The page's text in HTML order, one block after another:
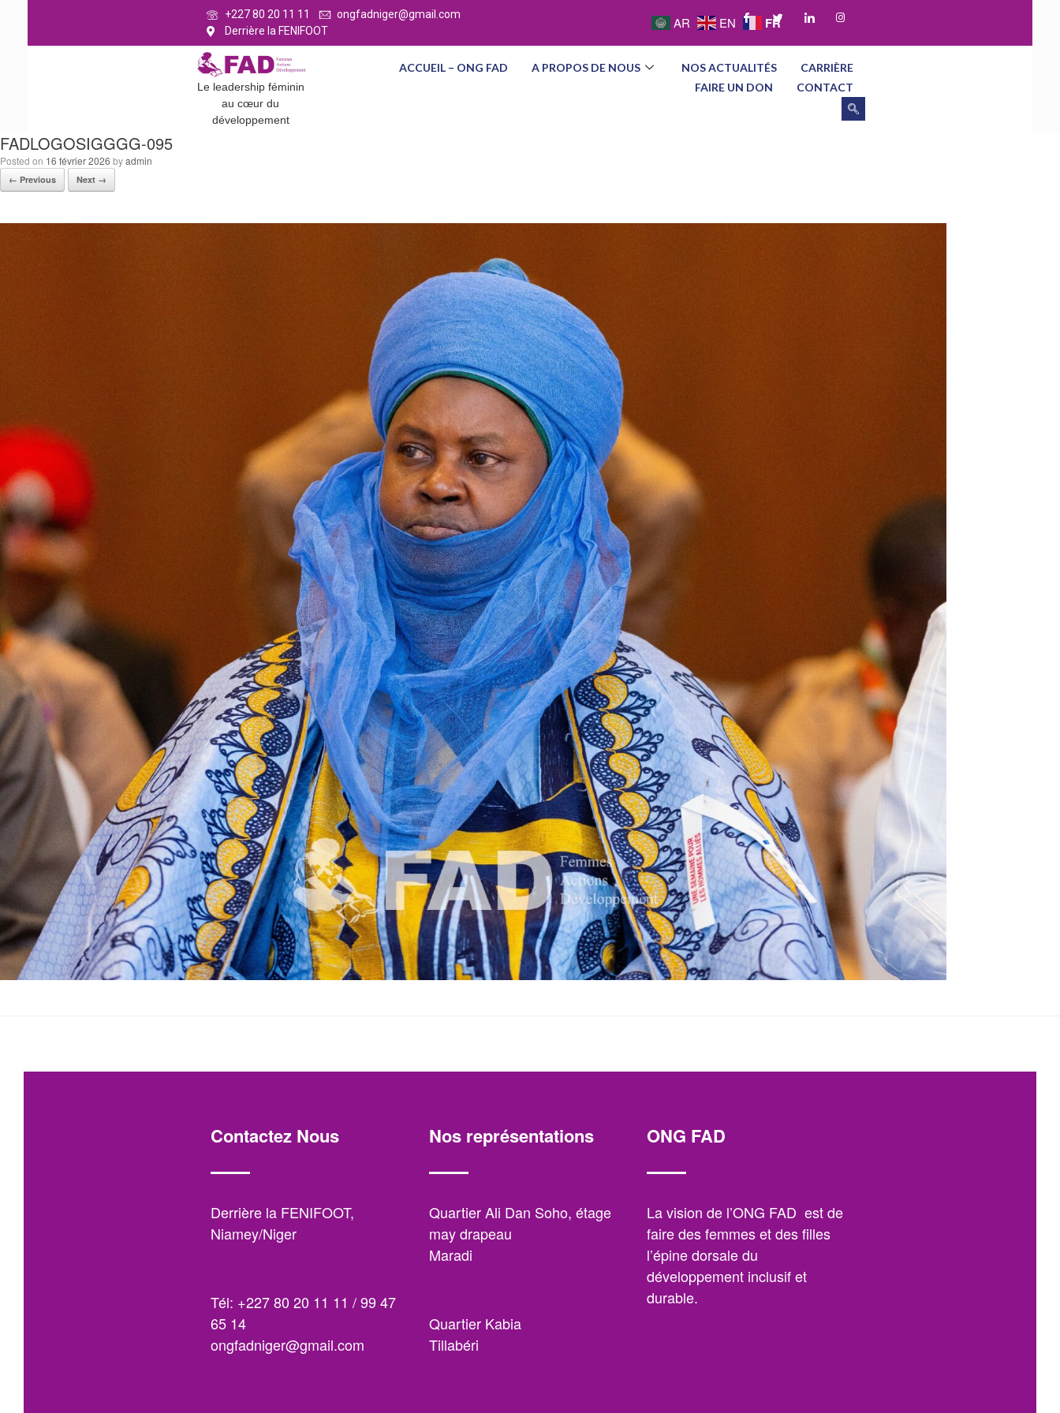
+227 80 20 11 11
ongfadniger@gmail.com
Derrière la FENIFOOT
AR EN FR
Le leadership féminin
au cœur du
développement
ACCUEIL – ONG FAD A PROPOS DE NOUS NOS ACTUALITÉS
CARRIÈRE
FAIRE UN DON
CONTACT
FADLOGOSIGGGG-095
Posted on 16 février 2026 byadmin
← Previous Next →
Contactez Nous
Derrière la FENIFOOT,
Niamey/Niger
Tél: +227 80 20 11 11 / 99 47
65 14
ongfadniger@gmail.com
Nos représentations
Quartier Ali Dan Soho, étage
may drapeau
Maradi
Quartier Kabia
Tillabéri
ONG FAD
La vision de l’ONG FAD est de
faire des femmes et des filles
l’épine dorsale du
développement inclusif et
durable.